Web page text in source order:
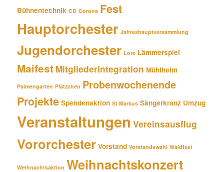
Bühnentechnik CD Corona Fest
Hauptorchester Jahreshauptversammlung
Jugendorchester Lore Lämmerspiel
Maifest Mitgliederintegration Mühlheim
Palmengarten Plätzchen Probenwochenende
Projekte Spendenaktion St Markus Sängerkranz Umzug
Veranstaltungen Vereinsausflug
Vororchester Vorstand Vorstandswahl Waldfest
Weihnachtsaktion Weihnachtskonzert